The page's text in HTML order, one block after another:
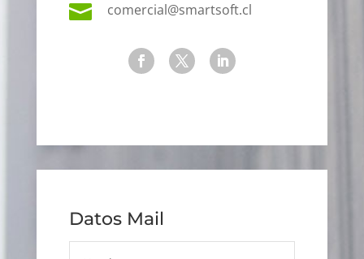
 comercial@smartsoft.cl
Datos Mail